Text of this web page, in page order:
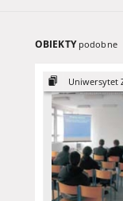
OBIEKTY podobne
Uniwersytet